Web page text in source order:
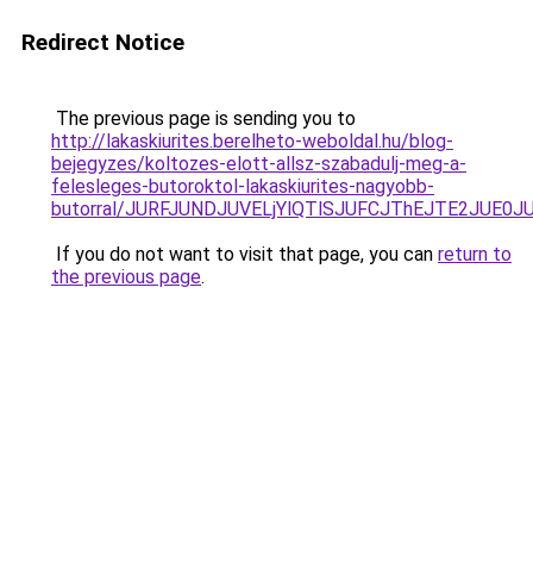
Redirect Notice
The previous page is sending you to
http://lakaskiurites.berelheto-weboldal.hu/blog-
bejegyzes/koltozes-elott-allsz-szabadulj-meg-a-
felesleges-butoroktol-lakaskiurites-nagyobb-
butorral/
If you do not want to visit that page, you can return to
the previous page.